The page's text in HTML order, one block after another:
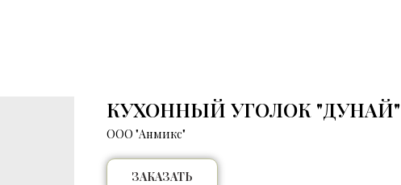
КУХОННЫЙ УГОЛОК "ДУНАЙ"
ООО "Анмикс"
ЗАКАЗАТЬ